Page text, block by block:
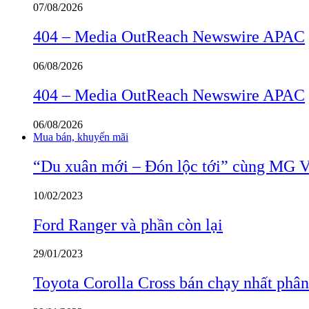
07/08/2026
404 – Media OutReach Newswire APAC
06/08/2026
404 – Media OutReach Newswire APAC
06/08/2026
Mua bán, khuyến mãi
“Du xuân mới – Đón lộc tới” cùng MG
10/02/2023
Ford Ranger và phần còn lại
29/01/2023
Toyota Corolla Cross bán chạy nhất